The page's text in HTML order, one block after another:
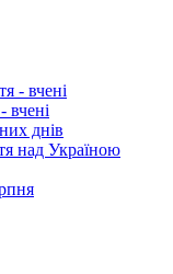
вчені
днів
над Україною